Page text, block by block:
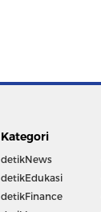
Kategori
detikNews
detikEdukasi
detikFinance